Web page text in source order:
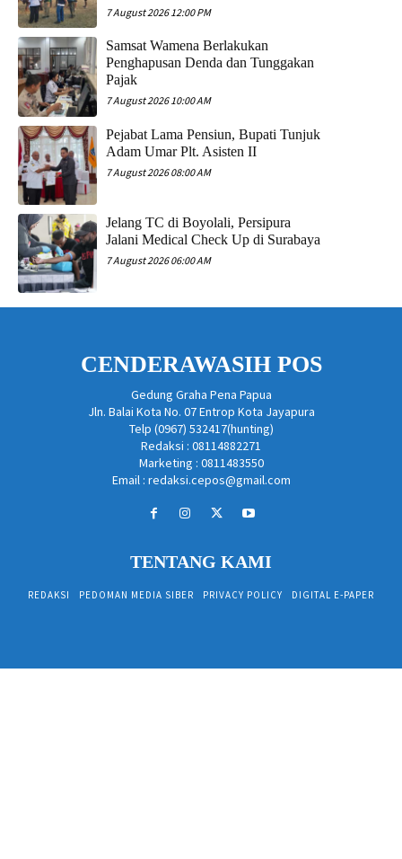
7 August 2026 12:00 PM
Samsat Wamena Berlakukan
Penghapusan Denda dan Tunggakan
Pajak
7 August 2026 10:00 AM
Pejabat Lama Pensiun, Bupati Tunjuk
Adam Umar Plt. Asisten II
7 August 2026 08:00 AM
Jelang TC di Boyolali, Persipura
Jalani Medical Check Up di Surabaya
7 August 2026 06:00 AM
CENDERAWASIH POS
Gedung Graha Pena Papua
Jln. Balai Kota No. 07 Entrop Kota Jayapura
Telp (0967) 532417(hunting)
Redaksi : 08114882271
Marketing : 0811483550
Email : redaksi.cepos@gmail.com
TENTANG KAMI
REDAKSI PEDOMAN MEDIA SIBER PRIVACY POLICY DIGITAL E-PAPER